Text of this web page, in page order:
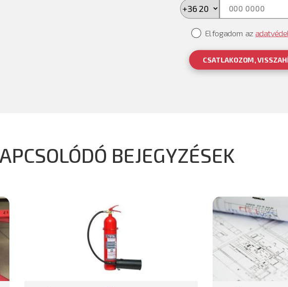
Elfogadom az
CSATLAKOZOM,
BEJEGYZÉSEK